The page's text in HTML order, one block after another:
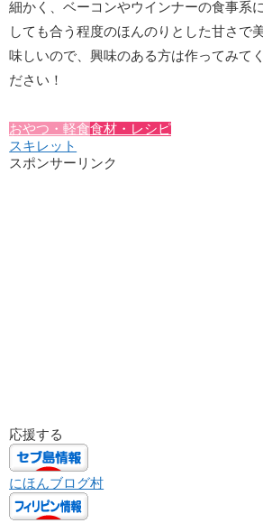
細かく
、ベーコンやウインナーの食事系に
しても合う程度のほんのりとした甘さで
味しいので、興味のある方は作ってみてく
ださい！
おやつ・軽食食材・レシピ
スキレット
スポンサーリンク
応援する
にほんブログ村